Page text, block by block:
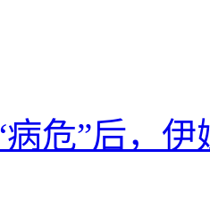
病危”后，